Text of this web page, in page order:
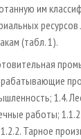
им
(табл. 1).
1.4.
работы;
Тарное